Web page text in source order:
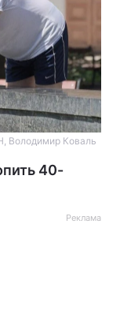
Володимир Коваль
40-
Реклама